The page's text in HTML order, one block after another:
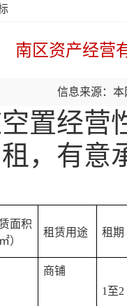
南区资产经营
信息来源：本
经营性
，有意
面积
）
租赁用途 租
商铺
1至2